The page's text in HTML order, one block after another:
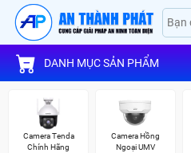
DANH MỤC SẢN PHẨM
Camera Tenda
Chính Hãng
Camera Hồng
Ngoại UMV